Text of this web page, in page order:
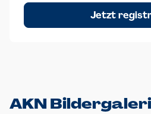
Um das Logo herum muss ein
Höhe bzw. Breite des N aus AKN
Jetzt
AKN